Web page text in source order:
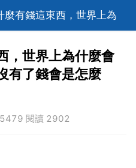
麼有錢這東西，世界上為
有了錢會是怎麼樣！
，世界上為什麼會
有了錢會是怎麼
閱讀 2902